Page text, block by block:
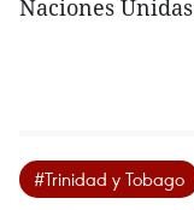
Naciones
#Trinidad y Tobago